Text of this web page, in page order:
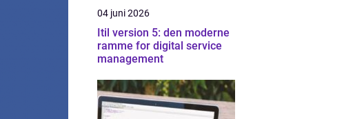
04 juni 2026
Itil version 5: den moderne
ramme for digital service
management